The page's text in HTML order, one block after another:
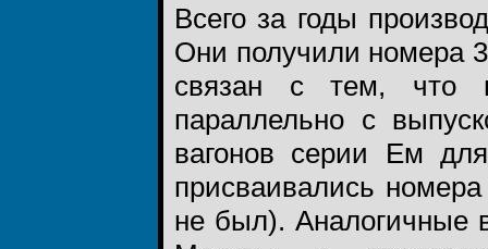
Всего за годы
Они получили номера
связан с тем, что
параллельно с
вагонов серии Ем для
присваивались
не был). Аналогичные